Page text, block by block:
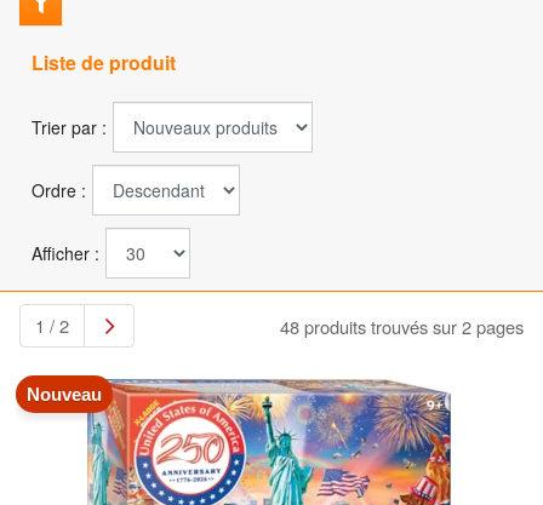
Liste de produit
Trier par :
Ordre :
Afficher :
1 / 2 48 produits trouvés sur 2 pages
Nouveau